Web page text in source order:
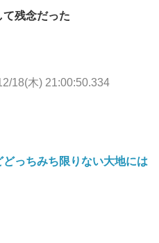
残念だった
18(木) 21:00:50.334
っちみち限りない大地には